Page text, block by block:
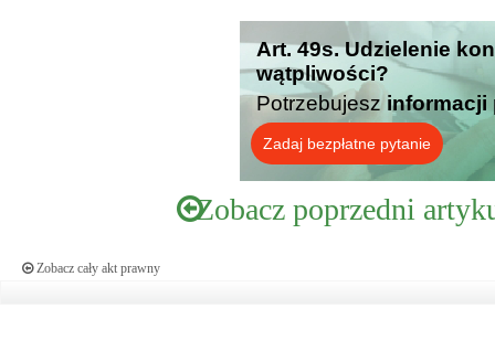
Art. 49s. Udzielenie
wątpliwości?
Potrzebujesz informacji
Zadaj bezpłatne pytanie
Zobacz poprzedni
Zobacz cały akt prawny